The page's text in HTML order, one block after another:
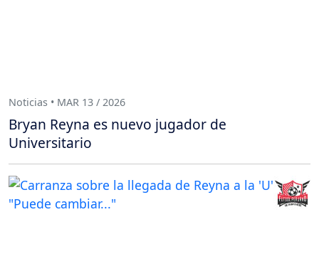
Noticias • MAR 13 / 2026
Bryan Reyna es nuevo jugador de
Universitario